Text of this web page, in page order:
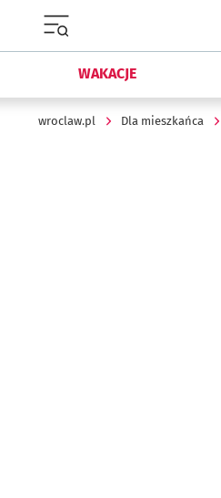
WAKACJE
wroclaw.pl Dla mieszkańca